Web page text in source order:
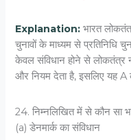
Explanation:भारत
चुनावों के माध्यम से प्रतिनिधि
केवल संविधान होने से लोकतंत्र
और नियम देता है, इसलिए यह A
24. निम्नलिखित में से कौन सा
(a) डेनमार्क का संविधान